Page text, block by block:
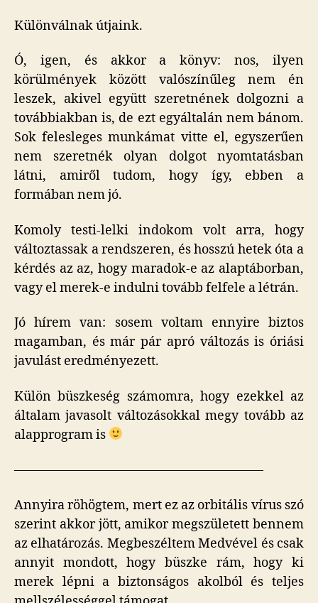
Különválnak útjaink.
Ó, igen, és akkor a könyv: nos, ilyen
körülmények között valószínűleg nem én
leszek, akivel együtt szeretnének dolgozni a
továbbiakban is, de ezt egyáltalán nem bánom.
Sok felesleges munkámat vitte el, egyszerűen
nem szeretnék olyan dolgot nyomtatásban
látni, amiről tudom, hogy így, ebben a
formában nem jó.
Komoly testi-lelki indokom volt arra, hogy
változtassak a rendszeren, és hosszú hetek óta a
kérdés az az, hogy maradok-e az alaptáborban,
vagy el merek-e indulni tovább felfele a létrán.
Jó hírem van: sosem voltam ennyire biztos
magamban, és már pár apró változás is óriási
javulást eredményezett.
Külön büszkeség számomra, hogy ezekkel az
általam javasolt változásokkal megy tovább az
alapprogram is
———————————————————–
Annyira röhögtem, mert ez az orbitális vírus szó
szerint akkor jött, amikor megszületett bennem
az elhatározás. Megbeszéltem Medvével és csak
annyit mondott, hogy büszke rám, hogy ki
merek lépni a biztonságos akolból és teljes